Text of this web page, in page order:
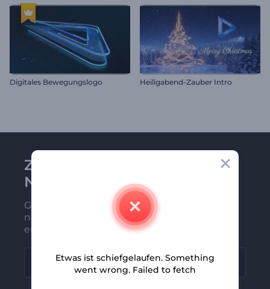
Digitales Bewegungslogo Heiligabend-Zauber Intro
Zu Renderforest-
Newsletter anmelden
Gehören Sie zu den Ersten, die unsere
neuesten Nachrichten und Angebote
erhalten
Etwas ist schiefgelaufen. Something
went wrong. Failed to fetch